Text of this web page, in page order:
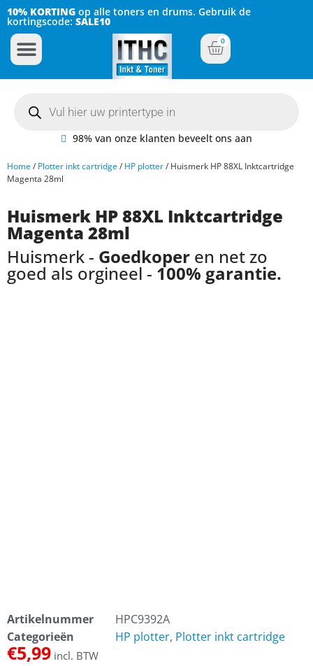
10% KORTING op alle toners en drums. Gebruik de
kortingscode: SALE10
0
98% van onze klanten beveelt ons aan
Home/ Plotter inkt cartridge/ HP plotter/ Huismerk HP 88XL Inktcartridge
Magenta 28ml
Huismerk HP 88XL Inktcartridge
Magenta 28ml
Huismerk - Goedkoper en net zo
goed als orgineel - 100% garantie.
Artikelnummer
HPC9392A
Categorieën
HP plotter, Plotter inkt cartridge
€5,99 incl. BTW